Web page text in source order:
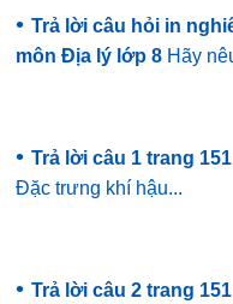
• Trả lời câu hỏi in
môn Địa lý lớp 8 Hãy
• Trả lời câu 1 trang
Đặc trưng khí hậu...
• Trả lời câu 2 trang